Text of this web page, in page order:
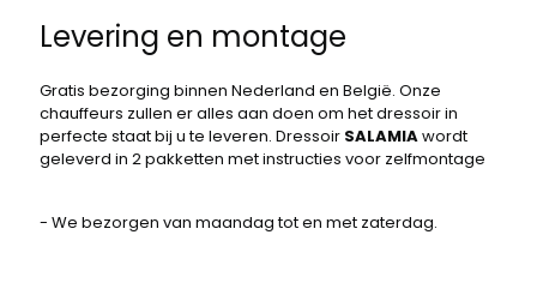
Levering en montage
Gratis bezorging binnen Nederland en België. Onze
chauffeurs zullen er alles aan doen om het dressoir in
perfecte staat bij u te leveren. Dressoir SALAMIAwordt
geleverd in 2 pakketten met instructies voor zelfmontage
- We bezorgen van maandag tot en met zaterdag.